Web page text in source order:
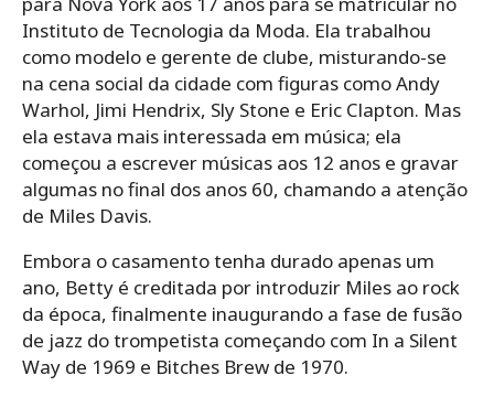
Instituto de Tecnologia da Moda. Ela trabalhou
como modelo e gerente de clube, misturando-se
na cena social da cidade com figuras como Andy
Warhol, Jimi Hendrix, Sly Stone e Eric Clapton. Mas
ela estava mais interessada em música; ela
começou a escrever músicas aos 12 anos e gravar
algumas no final dos anos 60, chamando a atenção
de Miles Davis.
Embora o casamento tenha durado apenas um
ano, Betty é creditada por introduzir Miles ao rock
da época, finalmente inaugurando a fase de fusão
de jazz do trompetista começando com In a Silent
Way de 1969 e Bitches Brew de 1970.